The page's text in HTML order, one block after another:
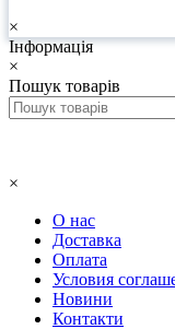
×
Інформація
×
Пошук товарів
×
О нас
Доставка
Оплата
Условия
Новини
Контакти